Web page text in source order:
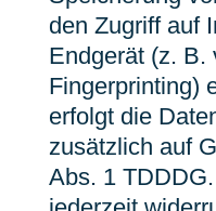
den Zugriff auf
Endgerät (z. B.
Fingerprinting)
erfolgt die
zusätzlich auf
Abs. 1